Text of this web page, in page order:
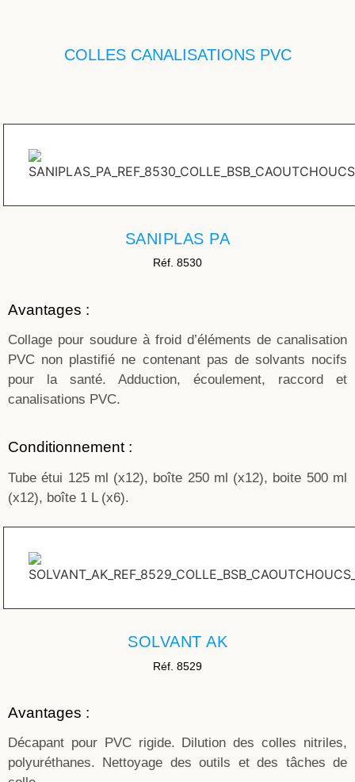
COLLES CANALISATIONS PVC
SANIPLAS PA
Réf. 8530
Avantages :
Collage pour soudure à froid d’éléments de canalisation
PVC non plastifié ne contenant pas de solvants nocifs
pour la santé. Adduction, écoulement, raccord et
canalisations PVC.
Conditionnement :
Tube étui 125 ml (x12), boîte 250 ml (x12), boite 500 ml
(x12), boîte 1 L (x6).
SOLVANT AK
Réf. 8529
Avantages :
Décapant pour PVC rigide. Dilution des colles nitriles,
polyuréthanes. Nettoyage des outils et des tâches de